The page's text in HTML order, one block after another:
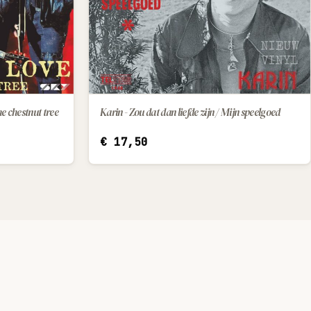
chestnut tree IN WINKELWAGEN
Karin - Zou dat dan liefde zijn / Mijn speelgoed
€17,50